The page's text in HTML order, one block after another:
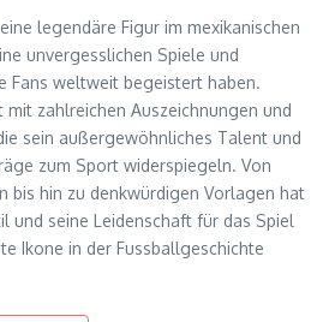
legendäre Figur im mexikanischen
unvergesslichen Spiele und
Fans weltweit begeistert haben.
mit zahlreichen Auszeichnungen und
sein außergewöhnliches Talent und
zum Sport widerspiegeln. Von
bis hin zu denkwürdigen Vorlagen hat
und seine Leidenschaft für das Spiel
Ikone in der Fussballgeschichte